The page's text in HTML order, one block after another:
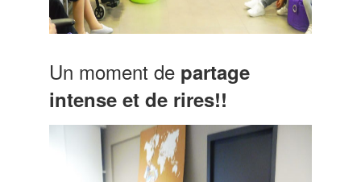
Un moment de partage
intense et de rires!!